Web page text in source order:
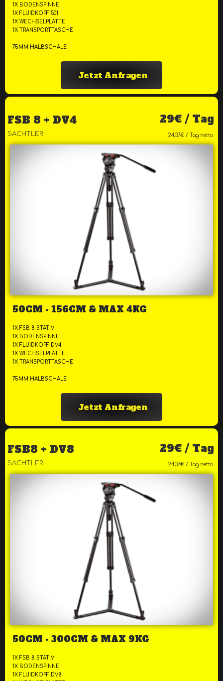
1X BODENSPINNE
1X FLUIDKOPF 501
1X WECHSELPLATTE
1X TRANSPORTTASCHE
75MM HALBSCHALE
Jetzt Anfragen
FSB 8 + DV4 29€ / Tag
SACHTLER 24,37€ / Tag netto
50CM - 156CM & MAX 4KG
1X FSB 8 STATIV
1X BODENSPINNE
1X FLUIDKOPF DV4
1X WECHSELPLATTE
1X TRANSPORTTASCHE
75MM HALBSCHALE
Jetzt Anfragen
FSB8 + DV8 29€ / Tag
SACHTLER 24,37€ / Tag netto
50CM - 300CM & MAX 9KG
1X FSB 8 STATIV
1X BODENSPINNE
1X FLUIDKOPF DV8